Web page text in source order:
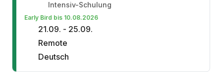
Intensiv-Schulung
Early Bird bis 10.08.2026
21.09. - 25.09.
Remote
Deutsch